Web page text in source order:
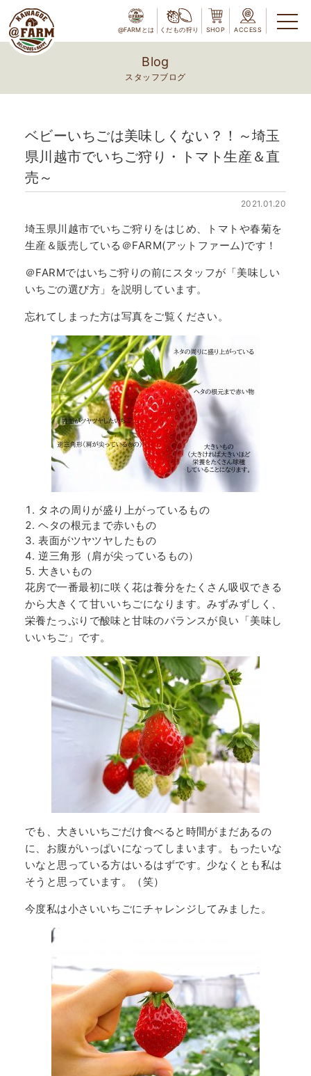
@FARMとは くだもの狩り SHOP ACCESS
Blog
スタッフブログ
ベビーいちごは美味しくない？！～埼玉
県川越市でいちご狩り・トマト生産＆直
売～
2021.01.20
埼玉県川越市でいちご狩りをはじめ、トマトや春菊を
生産＆販売している＠FARM(アットファーム)です！
＠FARMではいちご狩りの前にスタッフが「美味しい
いちごの選び方」を説明しています。
忘れてしまった方は写真をご覧ください。
タネの周りが盛り上がっているもの
ヘタの根元まで赤いもの
表面がツヤツヤしたもの
逆三角形（肩が尖っているもの）
大きいもの
花房で一番最初に咲く花は養分をたくさん吸収できる
から大きくて甘いいちごになります。みずみずしく、
栄養たっぷりで酸味と甘味のバランスが良い「美味し
いいちご」です。
でも、大きいいちごだけ食べると時間がまだあるの
に、お腹がいっぱいになってしまいます。もったいな
いなと思っている方はいるはずです。少なくとも私は
そうと思っています。（笑）
今度私は小さいいちごにチャレンジしてみました。